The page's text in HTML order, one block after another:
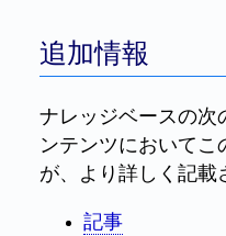
追加情報
ナレッジベースの次
ンテンツにおいてこ
が、より詳しく記載
記事